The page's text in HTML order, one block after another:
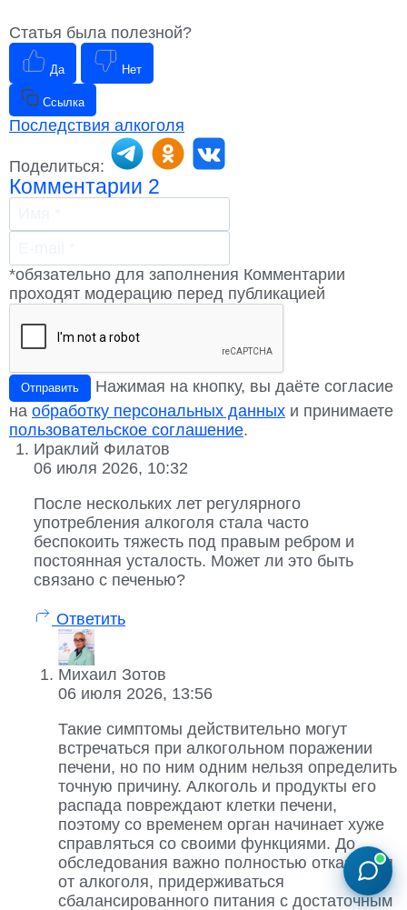
Статья была полезной?
Да Нет
Ссылка
Последствия алкоголя
Поделиться:
Комментарии 2
*обязательно для заполнения Комментарии
проходят модерацию перед публикацией
Отправить
Нажимая на кнопку, вы даёте согласие
на обработку персональных данных и принимаете
пользовательское соглашение.
Ираклий Филатов
06 июля 2026, 10:32
После нескольких лет регулярного
употребления алкоголя стала часто
беспокоить тяжесть под правым ребром и
постоянная усталость. Может ли это быть
связано с печенью?
Ответить
Михаил Зотов
06 июля 2026, 13:56
Такие симптомы действительно могут
встречаться при алкогольном поражении
печени, но по ним одним нельзя определить
точную причину. Алкоголь и продукты его
распада повреждают клетки печени,
поэтому со временем орган начинает хуже
справляться со своими функциями. До
обследования важно полностью отказаться
от алкоголя, придерживаться
сбалансированного питания с достаточным